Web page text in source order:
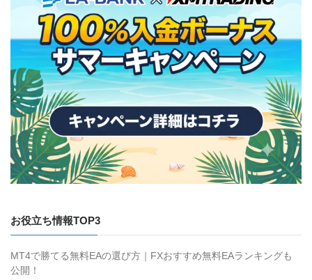
お役立ち情報TOP3
MT4で勝てる無料EAの選び方｜FXおすすめ無料EAランキングも
公開！